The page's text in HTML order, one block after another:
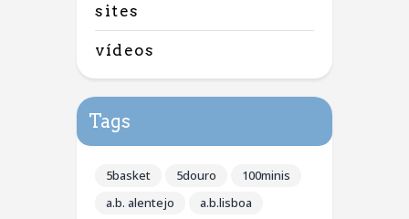
sites
vídeos
Tags
5basket 5douro
100minis
a.b. alentejo
a.b.lisboa